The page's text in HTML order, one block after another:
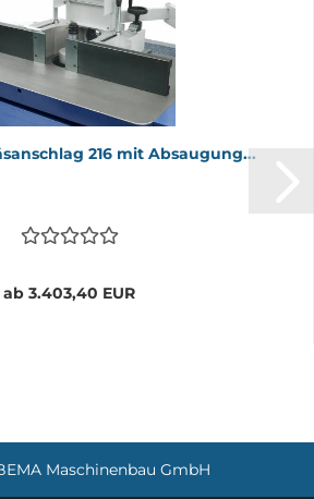
216 mit Ab­sau­gung...
ab 3.403,40 EUR
Maschinenbau GmbH